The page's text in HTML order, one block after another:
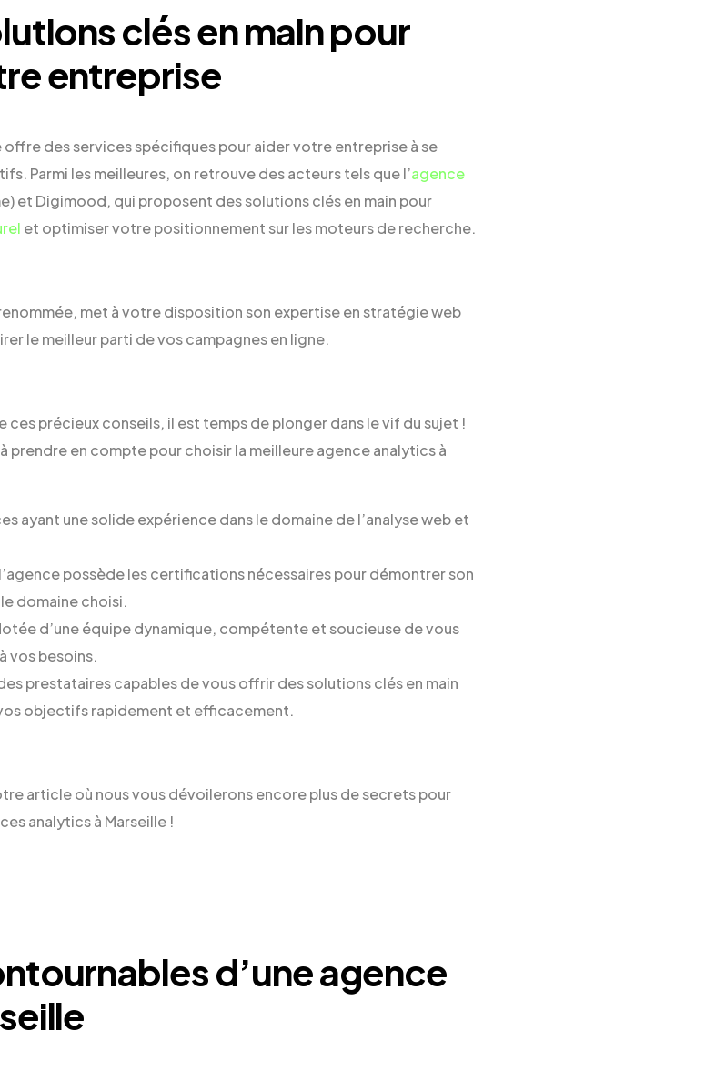
clés en main pour
entreprise
offre des services spécifiques pour aider votre entreprise à se
Parmi les meilleures, on retrouve des acteurs tels que l’agence
et Digimood, qui proposent des solutions clés en main pour
et optimiser votre positionnement sur les moteurs de recherche.
met à votre disposition son expertise en stratégie web
le meilleur parti de vos campagnes en ligne.
ces précieux conseils, il est temps de plonger dans le vif du sujet !
prendre en compte pour choisir la meilleure agence analytics à
ayant une solide expérience dans le domaine de l’analyse web et
possède les certifications nécessaires pour démontrer son
domaine choisi.
d’une équipe dynamique, compétente et soucieuse de vous
vos besoins.
prestataires capables de vous offrir des solutions clés en main
objectifs rapidement et efficacement.
article où nous vous dévoilerons encore plus de secrets pour
analytics à Marseille !
d’une agence